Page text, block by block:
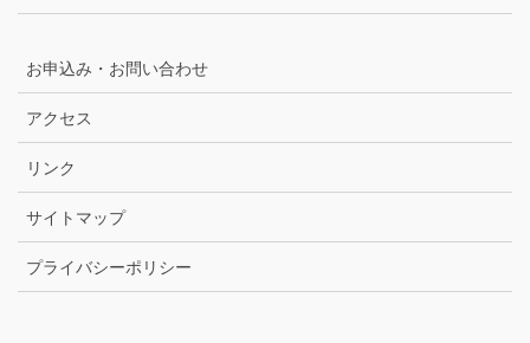
お申込み・お問い合わせ
アクセス
リンク
サイトマップ
プライバシーポリシー